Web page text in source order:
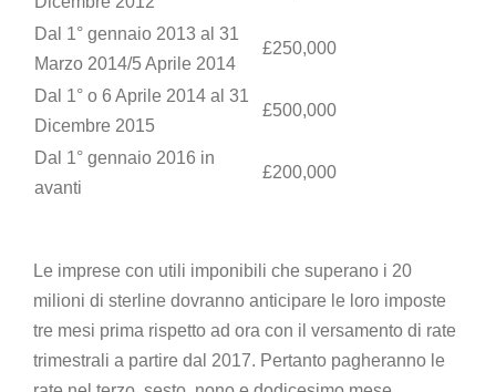
Dal 1° gennaio 2013 al 31
Marzo 2014/5 Aprile 2014
£250,000
Dal 1° o 6 Aprile 2014 al 31
Dicembre 2015
£500,000
Dal 1° gennaio 2016 in
avanti
£200,000
Le imprese con utili imponibili che superano i 20
milioni di sterline dovranno anticipare le loro imposte
tre mesi prima rispetto ad ora con il versamento di rate
trimestrali a partire dal 2017. Pertanto pagheranno le